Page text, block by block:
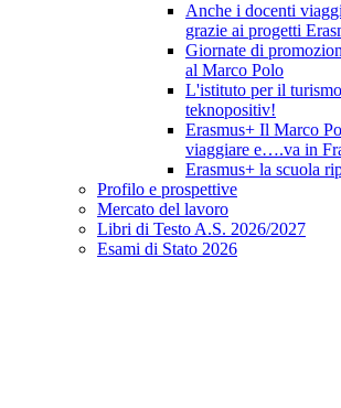
Anche i docenti
grazie ai progetti
Giornate di
al Marco Polo
L'istituto per il
teknopositiv!
Erasmus+ Il Marco
viaggiare e….va in
Erasmus+ la scuola
Profilo e prospettive
Mercato del lavoro
Libri di Testo A.S. 2026/2027
Esami di Stato 2026